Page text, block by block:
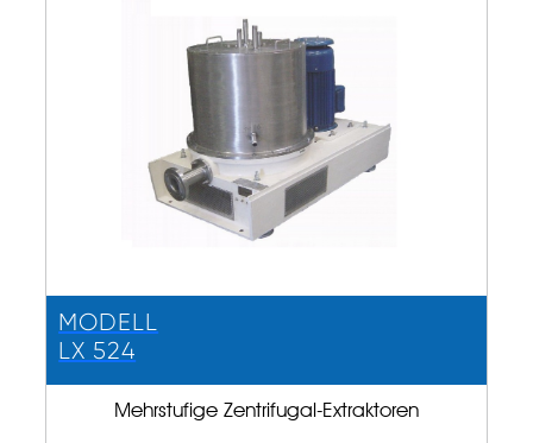
MODELL
LX 524
Mehrstufige Zentrifugal-Extraktoren